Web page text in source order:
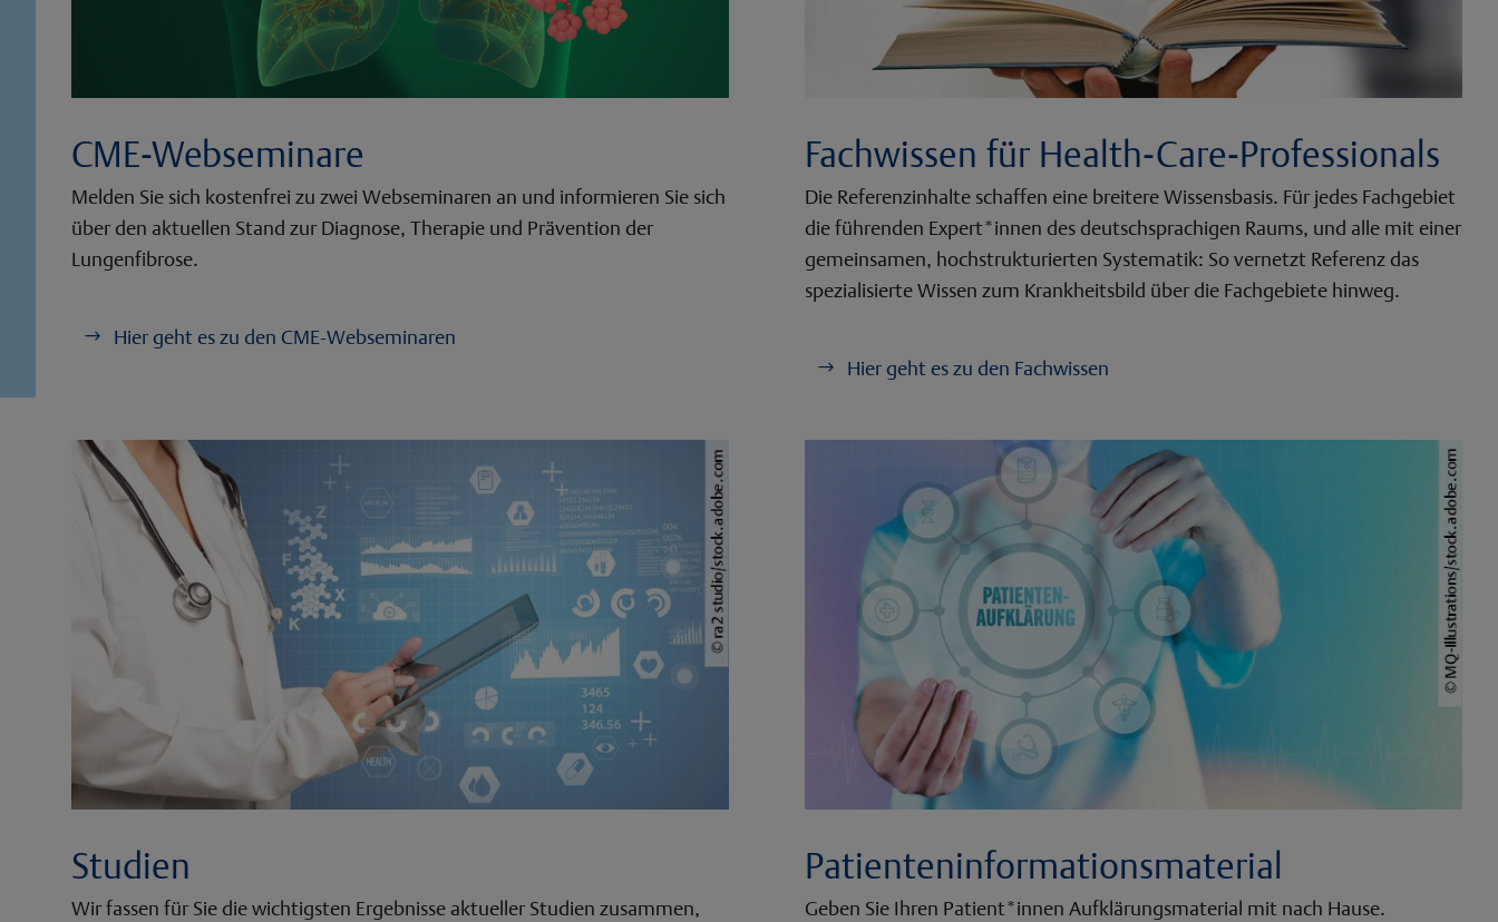
CME-Webseminare
Melden Sie sich kostenfrei zu zwei Webseminaren an und informieren Sie sich
über den aktuellen Stand zur Diagnose, Therapie und Prävention der
Lungenfibrose.
Hier geht es zu den CME-Webseminaren
Fachwissen für Health-Care-Professionals
Die Referenzinhalte schaffen eine breitere Wissensbasis. Für jedes Fachgebiet
die führenden Expert*innen des deutschsprachigen Raums, und alle mit einer
gemeinsamen, hochstrukturierten Systematik: So vernetzt Referenz das
spezialisierte Wissen zum Krankheitsbild über die Fachgebiete hinweg.
Hier geht es zu den Fachwissen
Studien
Wir fassen für Sie die wichtigsten Ergebnisse aktueller Studien zusammen,
Patienteninformationsmaterial
Geben Sie Ihren Patient*innen Aufklärungsmaterial mit nach Hause.